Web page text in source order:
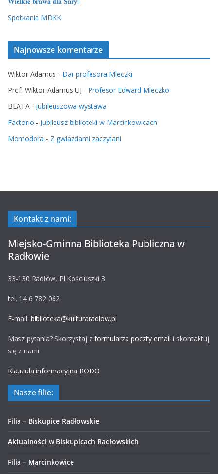
Spotkanie MDKK
Najnowsze komentarze
Wiktor Adamus - Dar profesora Mleczki
Prof. Wiktor Adamus UJ - Profesor Edward Mleczko
BEATA - Jubileuszowa wystawa
Factorio - Jubileusz biblioteki w Marcinkowicach
Momodora - Z gwiazdami zaczytani
Kontakt z nami:
Miejsko-Gminna Biblioteka Publiczna w
Radłowie
33-130 Radłów, Pl.Kościuszki 3
tel. 14 6 782 062
E-mail: biblioteka@kulturaradlow.pl
Masz pytania? Skorzystaj z formularza poczty email i skontaktuj
się z nami.
Klauzula informacyjna RODO
Nasze filie:
Filia – Biskupice Radłowskie
Aktualności w Biskupicach Radłowskich
Filia – Marcinkowice